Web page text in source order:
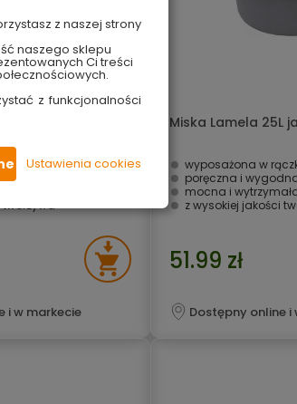
popiel Pucuś
w użyciu
tworzywa
i w markecie
Miska Lamela 25L
wyposażona w
poręczna i
mocna i
z wysokiej jakości
51.99 zł
Dostępny online i
z naszej strony
naszego sklepu
Ci treści
z funkcjonalności
Ustawienia cookies